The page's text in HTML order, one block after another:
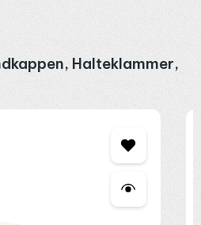
Halteklammer,